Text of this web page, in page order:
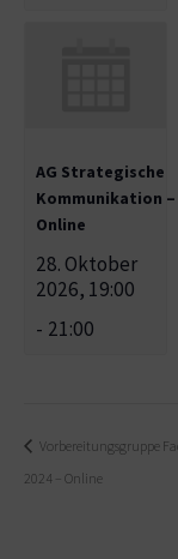
AG Strategische
Kommunikation –
Online
28. Oktober
2026, 19:00
- 21:00
Vorbereitungsgruppe
2024 – Online